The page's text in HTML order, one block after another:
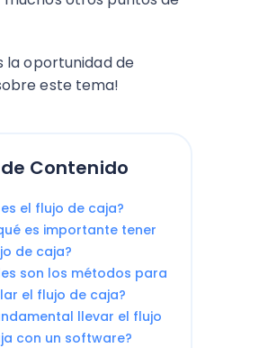
la oportunidad de
este tema!
Contenido
el flujo de caja?
es importante tener
de caja?
son los métodos para
el flujo de caja?
llevar el flujo
con un software?